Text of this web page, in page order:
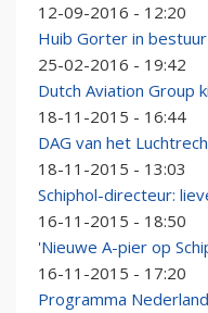
12-09-2016 - 12:20
Huib Gorter in
25-02-2016 - 19:42
Dutch Aviation Group
18-11-2015 - 16:44
DAG van het
18-11-2015 - 13:03
Schiphol-directeur:
16-11-2015 - 18:50
'Nieuwe A-pier op
16-11-2015 - 17:20
Programma